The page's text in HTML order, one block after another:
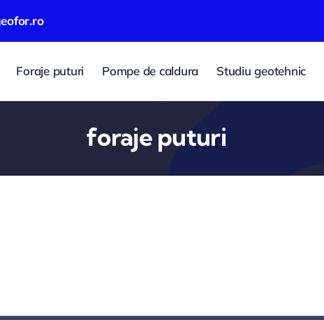
Foraje puturi Pompe de caldura Studiu geotehnic
foraje puturi